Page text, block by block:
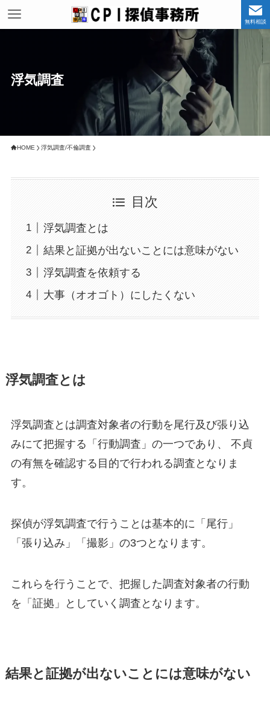
無料相談
浮気調査
HOME 浮気調査/不倫調査
目次
浮気調査とは
結果と証拠が出ないことには意味がない
浮気調査を依頼する
大事（オオゴト）にしたくない
浮気調査とは
浮気調査とは調査対象者の行動を尾行及び張り込
みにて把握する「行動調査」の一つであり、 不貞
の有無を確認する目的で行われる調査となりま
す。
探偵が浮気調査で行うことは基本的に「尾行」
「張り込み」「撮影」の3つとなります。
これらを行うことで、把握した調査対象者の行動
を「証拠」としていく調査となります。
結果と証拠が出ないことには意味がない